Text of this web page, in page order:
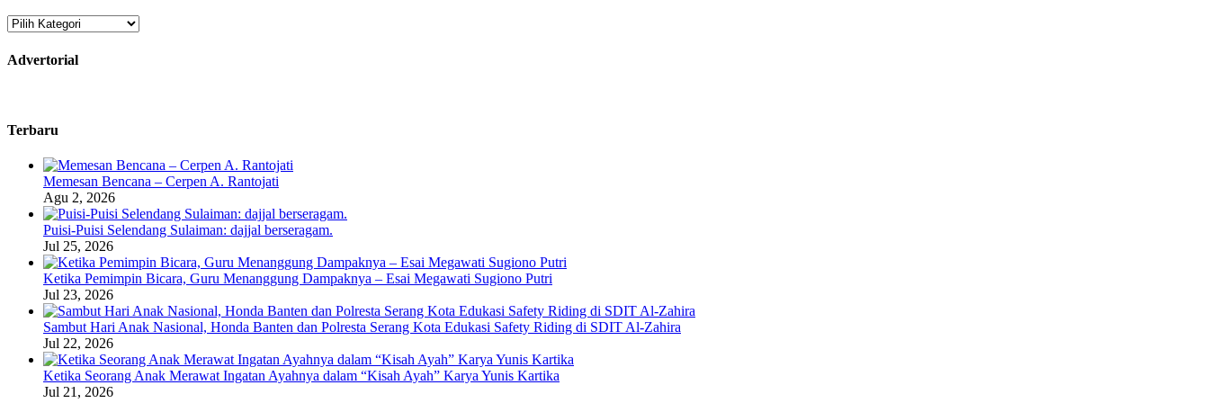
Kategori
Advertorial
Terbaru
Memesan Bencana – Cerpen A. Rantojati
Agu 2, 2026
Puisi-Puisi Selendang Sulaiman: dajjal berseragam.
Jul 25, 2026
Ketika Pemimpin Bicara, Guru Menanggung Dampaknya – Esai Megawati Sugiono Putri
Jul 23, 2026
Sambut Hari Anak Nasional, Honda Banten dan Polresta Serang Kota Edukasi Safety Riding di SDIT Al-Zahira
Jul 22, 2026
Ketika Seorang Anak Merawat Ingatan Ayahnya dalam “Kisah Ayah” Karya Yunis Kartika
Jul 21, 2026